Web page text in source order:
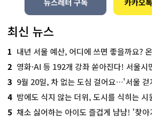
최신 뉴스
1 내년 서울 예산, 어디에 쓰면 좋을까요?
2 영화·AI 등 192개 강좌 쏟아진다! 서울시
3 9월 20일, 차 없는 도심 걸어요…'서울 걷자 페스
4 밤에도 식지 않는 더위, 도시를 식히는 시
5 채소 싫어하는 아이도 즐겁게 냠냠! '찾아가는 서